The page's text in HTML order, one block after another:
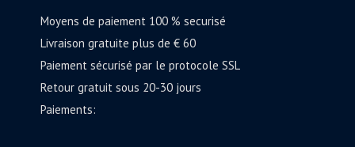
Moyens de paiement 100 % securisé
Livraison gratuite plus de € 60
Paiement sécurisé par le protocole SSL
Retour gratuit sous 20-30 jours
Paiements: